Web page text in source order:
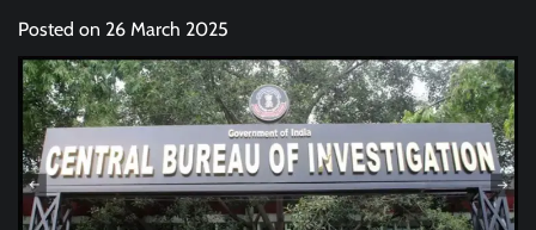
Posted on 26 March 2025